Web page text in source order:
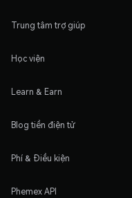
Trung tâm trợ giúp
Học viện
Learn & Earn
Blog tiền điện tử
Phí & Điều kiện
Phemex API